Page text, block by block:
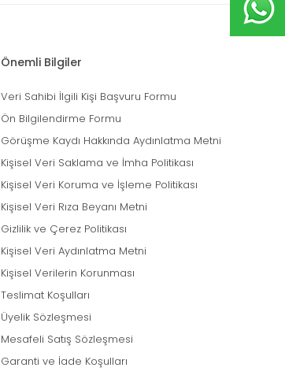
Önemli Bilgiler
Veri Sahibi İlgili Kişi Başvuru Formu
Ön Bilgilendirme Formu
Görüşme Kaydı Hakkında Aydınlatma Metni
Kişisel Veri Saklama ve İmha Politikası
Kişisel Veri Koruma ve İşleme Politikası
Kişisel Veri Rıza Beyanı Metni
Gizlilik ve Çerez Politikası
Kişisel Veri Aydınlatma Metni
Kişisel Verilerin Korunması
Teslimat Koşulları
Üyelik Sözleşmesi
Mesafeli Satış Sözleşmesi
Garanti ve İade Koşulları